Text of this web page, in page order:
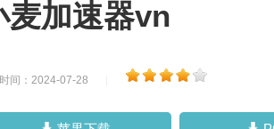
麦加速器vn
时间：2024-07-28